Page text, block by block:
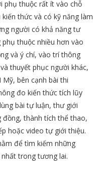
phụ thuộc rất ít vào chỗ
thức và có kỹ năng làm
người có khả năng tư
thuộc nhiều hơn vào
và ý chí, vào trí thông
thuyết phục người khác,
bên cạnh bài thi
đo kiến thức tích lũy
bài tự luận, thư giới
thành tích thể thao,
hoặc video tự giới thiệu.
để tìm kiếm những
trong tương lai.